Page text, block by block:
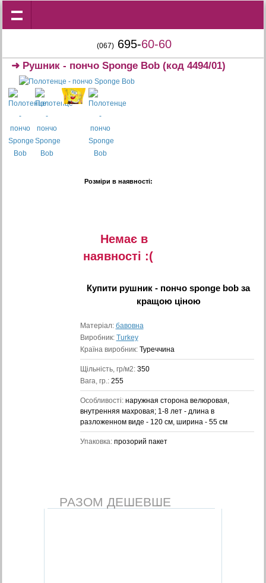
(067) 695-60-60
➜ Рушник - пончо Sponge Bob (код 4494/01)
Розміри в наявності:
Немає в
наявностi :(
Купити рушник - пончо sponge bob за
кращою ціною
Матеріал: бавовна
Виробник: Turkey
Країна виробник: Туреччина
Щільність, гр/м2: 350
Вага, гр.: 255
Особливості: наружная сторона велюровая,
внутренняя махровая; 1-8 лет - длина в
разложенном виде - 120 см, ширина - 55 см
Упаковка: прозорий пакет
РАЗОМ ДЕШЕВШЕ